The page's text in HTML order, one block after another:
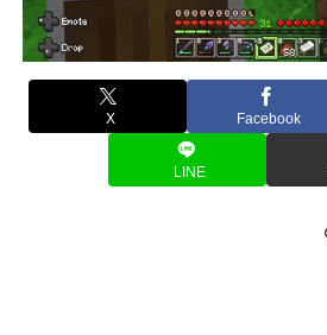
X Facebook
LINE